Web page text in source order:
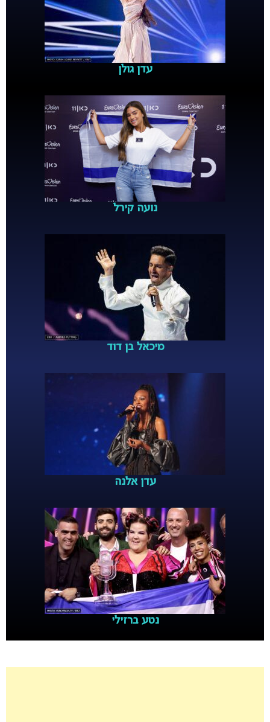
עדן גולן
נועה קירל
מיכאל בן דוד
עדן אלנה
נטע ברזילי